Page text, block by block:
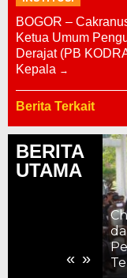
BOGOR –
Ketua Umum
Derajat (PB
Kepala
Berita Terkait
BERITA
UTAMA
« »